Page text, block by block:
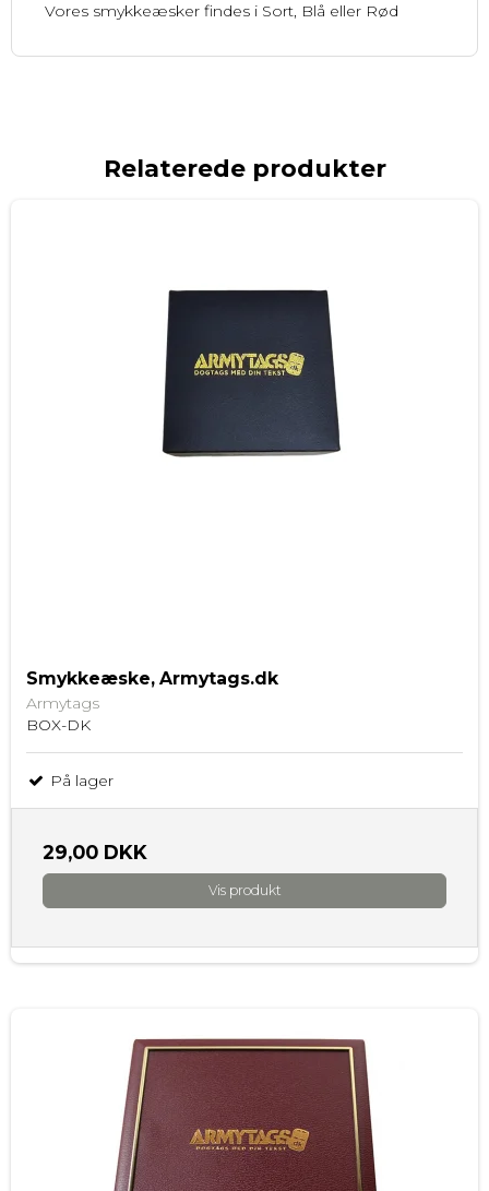
Vores smykkeæsker findes i Sort, Blå eller Rød
Relaterede produkter
Smykkeæske, Armytags.dk
Armytags
BOX-DK
På lager
29,00 DKK
Vis produkt